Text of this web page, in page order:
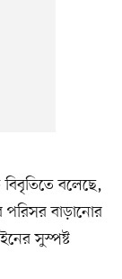
বলেছে,
পরিসর বাড়ানোর
সুস্পষ্ট